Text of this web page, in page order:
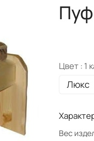
Цвет : 1
Люкс
Вес